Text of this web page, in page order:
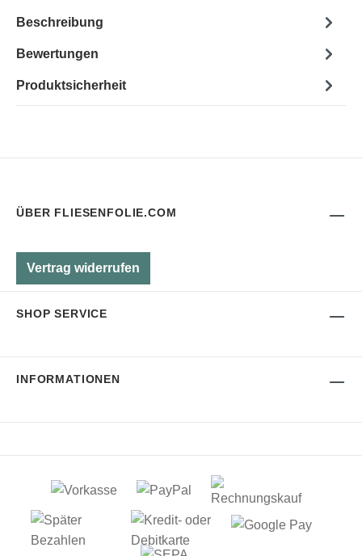
Beschreibung
Bewertungen
Produktsicherheit
ÜBER FLIESENFOLIE.COM
Vertrag widerrufen
SHOP SERVICE
INFORMATIONEN